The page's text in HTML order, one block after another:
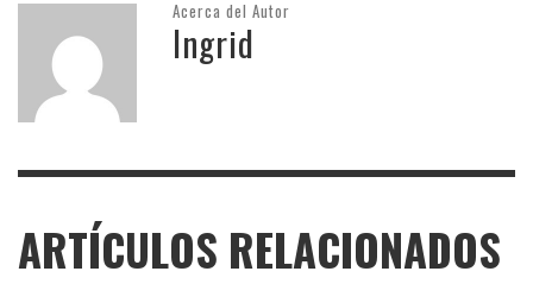
Acerca del Autor
Ingrid
ARTÍCULOS RELACIONADOS